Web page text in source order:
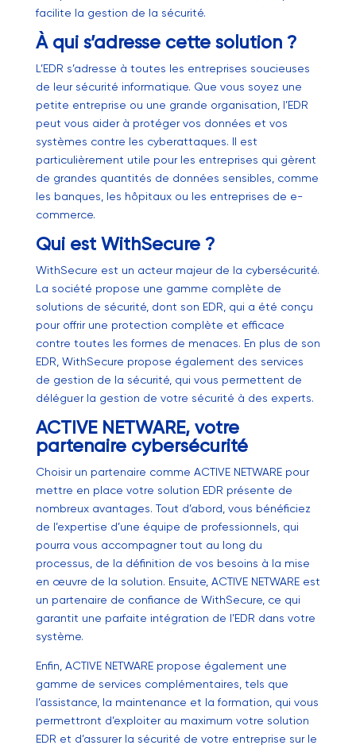
facilite la gestion de la sécurité.
À qui s’adresse cette solution ?
L’EDR s’adresse à toutes les entreprises soucieuses
de leur sécurité informatique. Que vous soyez une
petite entreprise ou une grande organisation, l’EDR
peut vous aider à protéger vos données et vos
systèmes contre les cyberattaques. Il est
particulièrement utile pour les entreprises qui gèrent
de grandes quantités de données sensibles, comme
les banques, les hôpitaux ou les entreprises de e-
commerce.
Qui est WithSecure ?
WithSecure est un acteur majeur de la cybersécurité.
La société propose une gamme complète de
solutions de sécurité, dont son EDR, qui a été conçu
pour offrir une protection complète et efficace
contre toutes les formes de menaces. En plus de son
EDR, WithSecure propose également des services
de gestion de la sécurité, qui vous permettent de
déléguer la gestion de votre sécurité à des experts.
ACTIVE NETWARE, votre
partenaire cybersécurité
Choisir un partenaire comme ACTIVE NETWARE pour
mettre en place votre solution EDR présente de
nombreux avantages. Tout d’abord, vous bénéficiez
de l’expertise d’une équipe de professionnels, qui
pourra vous accompagner tout au long du
processus, de la définition de vos besoins à la mise
en œuvre de la solution. Ensuite, ACTIVE NETWARE est
un partenaire de confiance de WithSecure, ce qui
garantit une parfaite intégration de l’EDR dans votre
système.
Enfin, ACTIVE NETWARE propose également une
gamme de services complémentaires, tels que
l’assistance, la maintenance et la formation, qui vous
permettront d’exploiter au maximum votre solution
EDR et d’assurer la sécurité de votre entreprise sur le